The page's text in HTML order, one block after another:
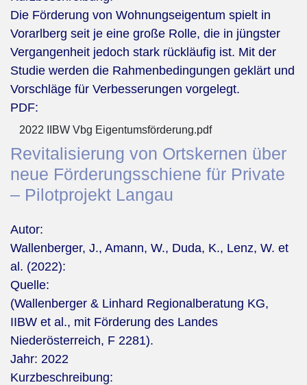
Die Förderung von Wohnungseigentum spielt in
Vorarlberg seit je eine große Rolle, die in jüngster
Vergangenheit jedoch stark rückläufig ist. Mit der
Studie werden die Rahmenbedingungen geklärt und
Vorschläge für Verbesserungen vorgelegt.
PDF:
2022 IIBW Vbg Eigentumsförderung.pdf
Revitalisierung von Ortskernen über
neue Förderungsschiene für Private
– Pilotprojekt Langau
Autor:
Wallenberger, J., Amann, W., Duda, K., Lenz, W. et
al. (2022):
Quelle:
(Wallenberger & Linhard Regionalberatung KG,
IIBW et al., mit Förderung des Landes
Niederösterreich, F 2281).
Jahr: 2022
Kurzbeschreibung: